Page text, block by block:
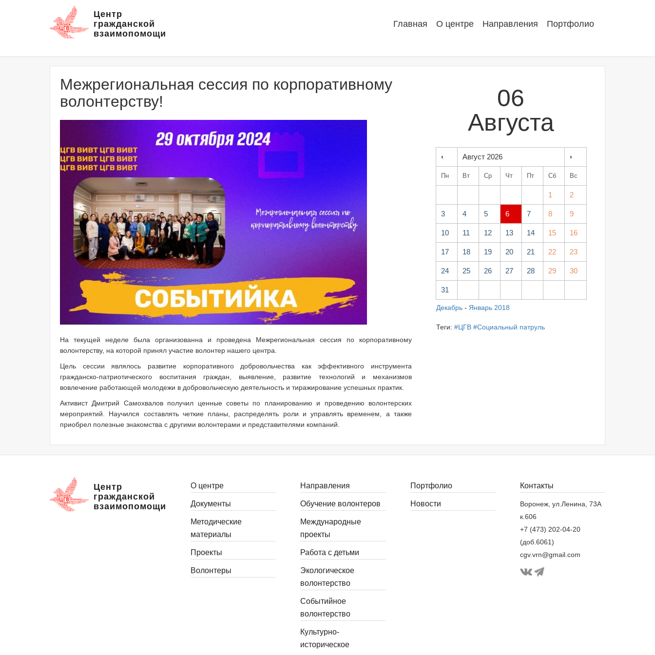
Центр
гражданской
взаимопомощи
Портфолио
Направления
О центре
Главная
Межрегиональная сессия по корпоративному
волонтерству!
На текущей неделе была организованна и проведена Межрегиональная сессия по корпоративному
волонтерству, на которой принял участие волонтер нашего центра.
Цель сессии являлось развитие корпоративного добровольчества как эффективного инструмента
гражданско-патриотического воспитания граждан, выявление, развитие технологий и механизмов
вовлечение работающей молодежи в добровольческую деятельность и тиражирование успешных практик.
Активист Дмитрий Самохвалов получил ценные советы по планированию и проведению волонтерских
мероприятий. Научился составлять четкие планы, распределять роли и управлять временем, а также
приобрел полезные знакомства с другими волонтерами и представителями компаний.
06
Августа
‹ Август 2026 ›
Пн Вт Ср Чт Пт Сб Вс
1 2
3 4 5 6 7 8 9
10 11 12 13 14 15 16
17 18 19 20 21 22 23
24 25 26 27 28 29 30
31
Декабрь - Январь 2018
Теги: #ЦГВ #Социальный патруль
Центр
гражданской
взаимопомощи
О центре
Документы
Методические
материалы
Проекты
Волонтеры
Направления
Обучение волонтеров
Международные
проекты
Работа с детьми
Экологическое
волонтерство
Событийное
волонтерство
Культурно-
историческое
Портфолио
Новости
Контакты
Воронеж, ул.Ленина, 73А
к.606
+7 (473) 202-04-20
(доб.6061)
cgv.vrn@gmail.com